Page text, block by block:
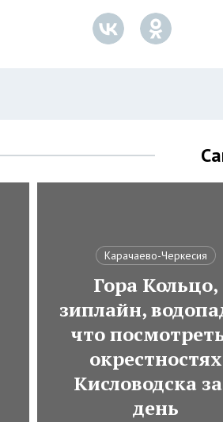
Карачаево-Черкесия
Гора Кольцо,
зиплайн,
что
окрестностях
Кисловодска
день